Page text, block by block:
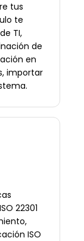
tus
te
TI,
de
en
importar
22301
ISO